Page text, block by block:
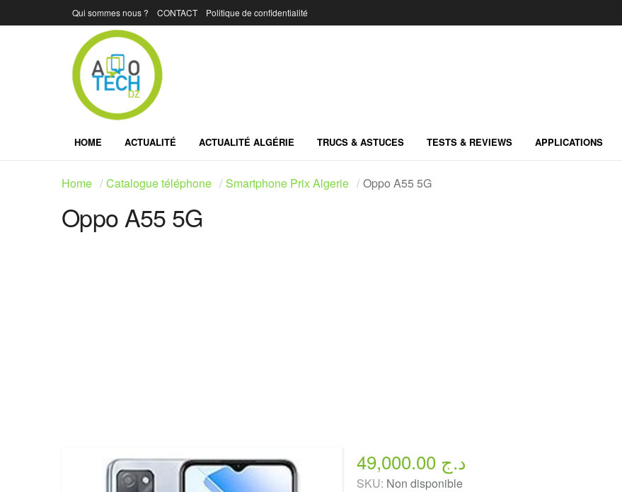
Qui sommes nous ? CONTACT Politique de confidentialité
HOME ACTUALITÉ ACTUALITÉ ALGÉRIE TRUCS & ASTUCES TESTS & REVIEWS APPLICATIONS
Home Catalogue téléphone Smartphone Prix Algerie Oppo A55 5G
Oppo A55 5G
49,000.00 د.ج
SKU: Non disponible